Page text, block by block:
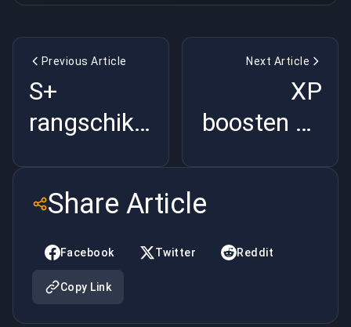
Previous Article
S+
rangschikken
Next Article
XP
boosten op
Share Article
Facebook Twitter Reddit
Copy Link